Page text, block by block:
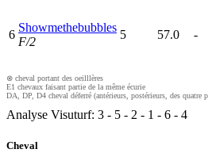
6
Showmethebubbles
F/2
5 57.0 -
⊗ cheval portant des oeilllères
E1 chevaux faisant partie de la même écurie
DA, DP, D4 cheval déferré (antérieurs, postérieurs, des quatre
Analyse Visuturf: 3 - 5 - 2 - 1 - 6 - 4
Cheval